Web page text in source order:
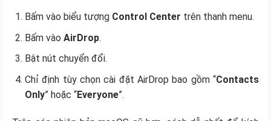
Bấm vào biểu tượng Control Center trên thanh menu.
Bấm vào AirDrop.
Bật nút chuyển đổi.
Chỉ định tùy chọn cài đặt AirDrop bao gồm “Contacts
Only” hoặc “Everyone”.